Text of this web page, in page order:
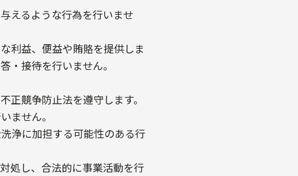
えるような行為を行いませ
利益、便益や賄賂を提供しま
・接待を行いません。
競争防止法を遵守します。
ません。
浄に加担する可能性のある行
処し、合法的に事業活動を行